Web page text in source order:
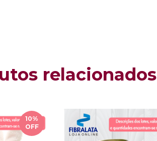
relacionados
10%
OFF